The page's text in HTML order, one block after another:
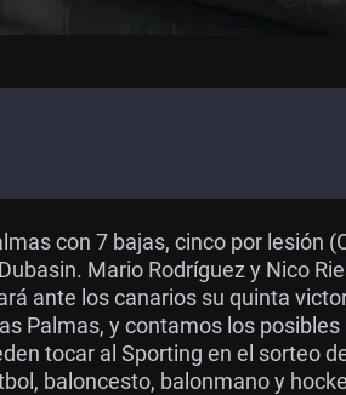
con 7 bajas, cinco por lesión
Mario Rodríguez y Nico
ante los canarios su quinta
Palmas, y contamos los posibles
tocar al Sporting en el sorteo
baloncesto, balonmano y